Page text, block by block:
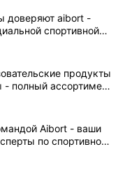
доверяют aibort -
спортивной
продукты
полный ассортимент
& События | Aibort
Aibort - ваши
по спортивной
&